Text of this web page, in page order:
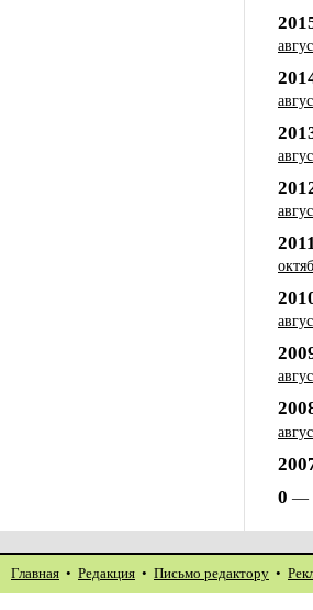
2011
0 —
Главная • Редакция • Письмо редактору •